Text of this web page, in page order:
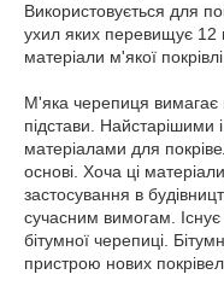
Використовується для
ухил яких перевищує 12
матеріали м'якої
М'яка черепиця вимагає
підстави.
матеріалами для
основі. Хоча ці
застосування в
сучасним вимогам.
бітумної черепиці.
пристрою нових